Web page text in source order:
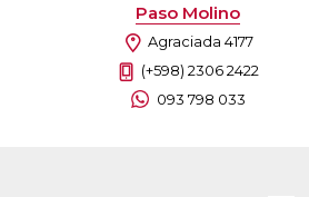
Paso Molino
Agraciada 4177
(+598) 2306 2422
093 798 033